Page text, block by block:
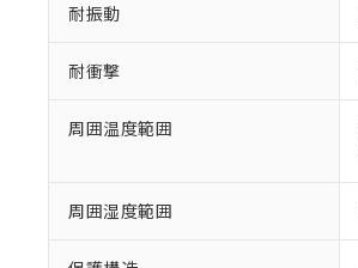
耐振動
耐衝撃
周囲温度範囲
周囲湿度範囲